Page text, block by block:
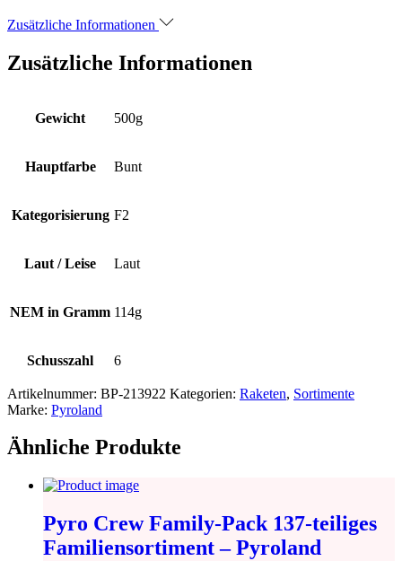
Zusätzliche Informationen
Zusätzliche Informationen
Gewicht 500g
Hauptfarbe Bunt
Kategorisierung F2
Laut / Leise Laut
NEM in Gramm 114g
Schusszahl 6
Artikelnummer: BP-213922 Kategorien: Raketen, Sortimente
Marke: Pyroland
Ähnliche Produkte
Pyro Crew Family-Pack 137-teiliges
Familiensortiment – Pyroland